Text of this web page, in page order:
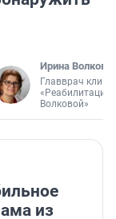
Ирина Волкова
Главврач
«Реабилитация
Волковой»
из